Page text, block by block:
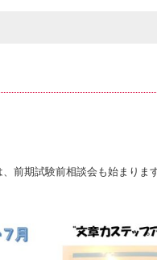
前期試験前相談会も始まりま